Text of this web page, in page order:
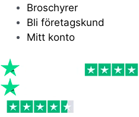
Broschyrer
Bli företagskund
Mitt konto